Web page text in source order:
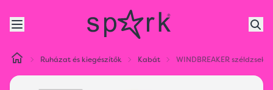
Ruházat és kiegészítők Kabát WINDBREAKER széldzseki